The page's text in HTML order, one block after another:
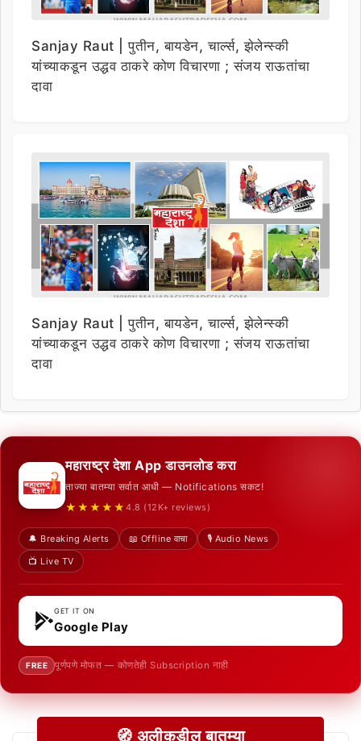
Sanjay Raut | पुतीन, बायडेन, चार्ल्स, झेलेन्स्की
यांच्याकडून उद्धव ठाकरे कोण विचारणा ; संजय राऊतांचा
दावा
Sanjay Raut | पुतीन, बायडेन, चार्ल्स, झेलेन्स्की
यांच्याकडून उद्धव ठाकरे कोण विचारणा ; संजय राऊतांचा
दावा
महाराष्ट्र देशा App डाउनलोड करा
ताज्या बातम्या सर्वात आधी — Notifications सकट!
★★★★★ 4.8 (12K+ reviews)
🔔 Breaking Alerts 📖 Offline वाचा
🎙️ Audio News
📺 Live TV
GET IT ON
Google Play
FREE पूर्णपणे मोफत — कोणतेही Subscription नाही
🧭 अलीकडील बातम्या